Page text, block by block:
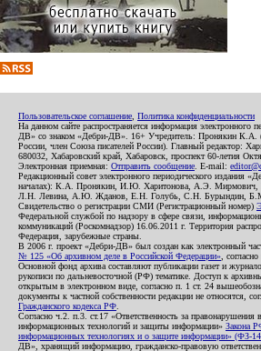
Пользовательское соглашение Политика конфиденциальности
На данном сайте распространяется информация электронного
ДВ» со знаком «Дебри-ДВ». 16+ Учредитель: Пронякин К.А.
России, член Союза писателей России). Главный редактор:
680032, Хабаровский край, Хабаровск, проспект 60-летия
Электронная приемная: Отправить сообщение . E-mail:
Редакционный совет электронного периодического издания
началах): К.А. Пронякин, И.Ю. Харитонова, А.Э.
Л.Н. Левина, А.Ю. Жданов, Е.Н. Голубь, С.Н. Бурындин,
Свидетельство о регистрации СМИ (Регистрационный номер)
Федеральной службой по надзору в сфере связи,
коммуникаций (Роскомнадзор) 16.06.2011 г. Территория
Федерация, зарубежные страны.
В 2006 г. проект «Дебри-ДВ» был создан как электронный
№ 125 «Об архивном деле в Российской Федерации» ,
Основной фонд архива составляют публикации газет и
рукописи по дальневосточной (РФ) тематике. Доступ к
открытым в электронном виде, согласно п. 1 ст. 24
документы к частной собственности редакции не относятся,
Гражданского кодекса РФ
Согласно ч.2. п.3. ст.17 «Ответственность за правонарушения
информационных технологий и защиты информации» Закона
информационных технологиях и о защите информации» (ФЗ-
ДВ», хранящий информацию, гражданско-правовую